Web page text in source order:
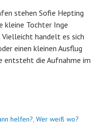
stehen Sofie Hepting
kleine Tochter Inge
Vielleicht handelt es sich
einen kleinen Ausflug
entsteht die Aufnahme im
helfen?, Wer weiß wo?